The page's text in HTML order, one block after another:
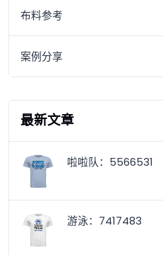
布料参考
案例分享
最新文章
啦啦队：5566531
游泳：7417483